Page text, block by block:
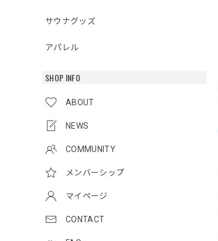
サウナグッズ
アパレル
SHOP INFO
ABOUT
NEWS
COMMUNITY
メンバーシップ
マイページ
CONTACT